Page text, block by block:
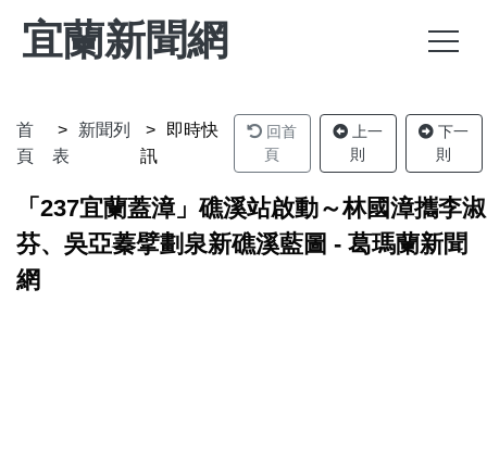
宜蘭新聞網
首
頁
新聞列
表
即時快
訊
回首
頁
上一
則
下一
則
「237宜蘭蓋漳」礁溪站啟動～林國漳攜李淑
芬、吳亞蓁擘劃泉新礁溪藍圖 - 葛瑪蘭新聞
網